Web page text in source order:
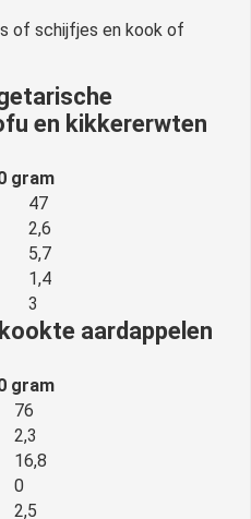
of schijfjes en kook of
en kikkererwten
gram
47
2,6
5,7
1,4
3
aardappelen
gram
76
2,3
16,8
0
2,5